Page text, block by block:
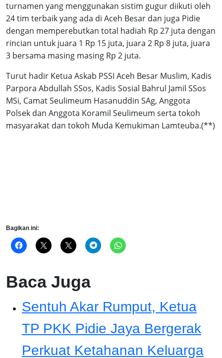
turnamen yang menggunakan sistim gugur diikuti oleh
24 tim terbaik yang ada di Aceh Besar dan juga Pidie
dengan memperebutkan total hadiah Rp 27 juta dengan
rincian untuk juara 1 Rp 15 juta, juara 2 Rp 8 juta, juara
3 bersama masing masing Rp 2 juta.
Turut hadir Ketua Askab PSSI Aceh Besar Muslim, Kadis
Parpora Abdullah SSos, Kadis Sosial Bahrul Jamil SSos
MSi, Camat Seulimeum Hasanuddin SAg, Anggota
Polsek dan Anggota Koramil Seulimeum serta tokoh
masyarakat dan tokoh Muda Kemukiman Lamteuba.(**)
Bagikan ini:
Baca Juga
Sentuh Akar Rumput, Ketua
TP PKK Pidie Jaya Bergerak
Perkuat Ketahanan Keluarga